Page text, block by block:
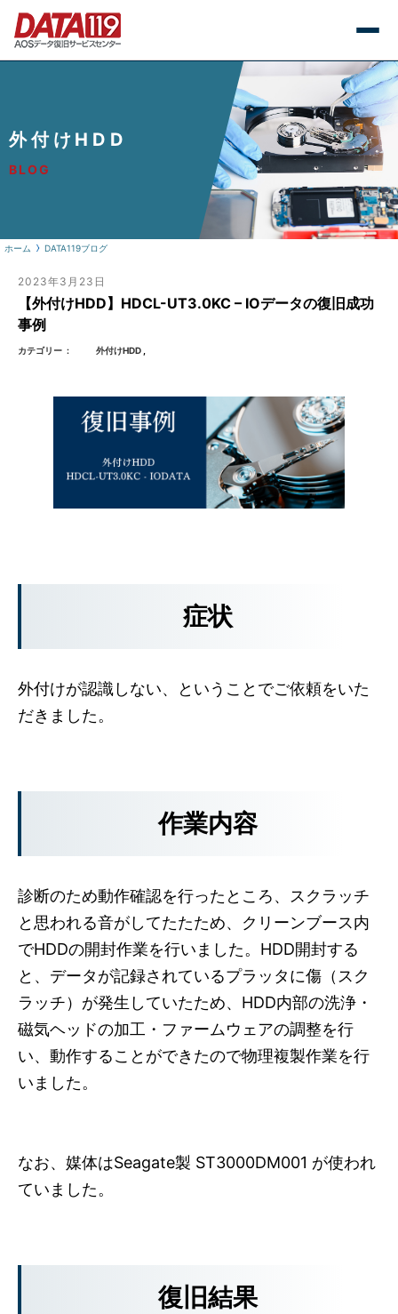
外付けHDD
BLOG
ホーム DATA119ブログ
2023年3月23日
【外付けHDD】HDCL-UT3.0KC – IOデータの復旧成功
事例
カテゴリー 外付けHDD
症状
外付けが認識しない、ということでご依頼をいた
だきました。
作業内容
診断のため動作確認を行ったところ、スクラッチ
と思われる音がしてたたため、クリーンブース内
でHDDの開封作業を行いました。HDD開封する
と、データが記録されているプラッタに傷（スク
ラッチ）が発生していたため、HDD内部の洗浄・
磁気ヘッドの加工・ファームウェアの調整を行
い、動作することができたので物理複製作業を行
いました。
なお、媒体はSeagate製 ST3000DM001 が使われ
ていました。
復旧結果